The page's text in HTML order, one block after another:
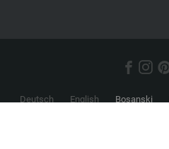
Deutsch English Bosanski